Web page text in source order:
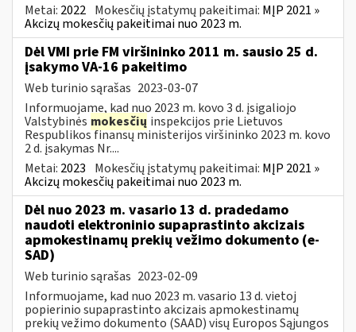
Metai: 2022 Mokesčių įstatymų pakeitimai: MĮP 2021 »
Akcizų mokesčių pakeitimai nuo 2023 m.
Dėl VMI prie FM viršininko 2011 m. sausio 25 d.
įsakymo VA-16 pakeitimo
Web turinio sąrašas 2023-03-07
Informuojame, kad nuo 2023 m. kovo 3 d. įsigaliojo
Valstybinės mokesčių inspekcijos prie Lietuvos
Respublikos finansų ministerijos viršininko 2023 m. kovo
2 d. įsakymas Nr....
Metai: 2023 Mokesčių įstatymų pakeitimai: MĮP 2021 »
Akcizų mokesčių pakeitimai nuo 2023 m.
Dėl nuo 2023 m. vasario 13 d. pradedamo
naudoti elektroninio supaprastinto akcizais
apmokestinamų prekių vežimo dokumento (e-
SAD)
Web turinio sąrašas 2023-02-09
Informuojame, kad nuo 2023 m. vasario 13 d. vietoj
popierinio supaprastinto akcizais apmokestinamų
prekių vežimo dokumento (SAAD) visų Europos Sąjungos